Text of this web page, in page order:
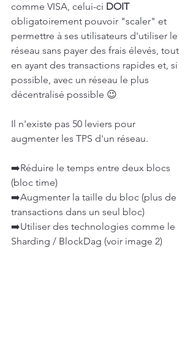
comme VISA, celui-ci DOIT
obligatoirement pouvoir "scaler" et
permettre à ses utilisateurs d'utiliser le
réseau sans payer des frais élevés, tout
en ayant des transactions rapides et, si
possible, avec un réseau le plus
décentralisé possible 😉
Il n'existe pas 50 leviers pour
augmenter les TPS d'un réseau.
➡️Réduire le temps entre deux blocs
(bloc time)
➡️Augmenter la taille du bloc (plus de
transactions dans un seul bloc)
➡️Utiliser des technologies comme le
Sharding / BlockDag (voir image 2)